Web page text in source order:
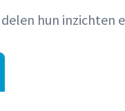
hun inzichten